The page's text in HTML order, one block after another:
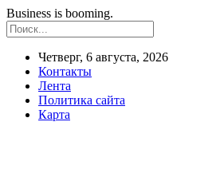
Business is booming.
Четверг, 6 августа, 2026
Контакты
Лента
Политика сайта
Карта